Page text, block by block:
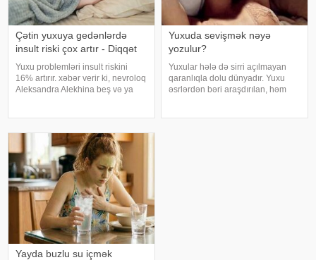
Çətin yuxuya gedənlərdə
insult riski çox artır - Diqqət
Yuxu problemləri insult riskini
16% artırır. xəbər verir ki, nevroloq
Aleksandra Alekhina beş və ya
artdığını deyib. İnsult ciddi və
Yuxuda sevişmək nəyə
yozulur?
Yuxular hələ də sirri açılmayan
qaranlıqla dolu dünyadır. Yuxu
əsrlərdən bəri araşdırılan, həm
Yayda buzlu su içmək